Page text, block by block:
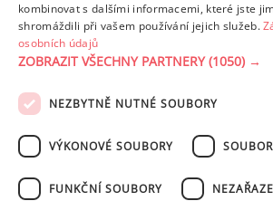
Detailní rozpis
PODMÍNKY UŽITÍ ZÁSADY OCHRANY
NASTAVENÍ COOKIES
kombinovat s dalšími informacemi, které jste
shromáždili při vašem používání jejich služeb.
osobních údajů
ZOBRAZIT VŠECHNY PARTNERY(1050) →
NEZBYTNĚ NUTNÉ SOUBORY
VÝKONOVÉ SOUBORY
FUNKČNÍ SOUBORY